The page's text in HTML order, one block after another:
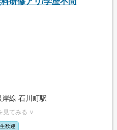
線 石川町駅
見てみる ∨
歓迎